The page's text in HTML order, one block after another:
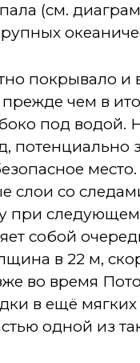
(см.
покрывало и
чем в
под водой.
потенциально
место.
слои со
при
собой
в 22 м,
во время
в ещё мягких
одной из